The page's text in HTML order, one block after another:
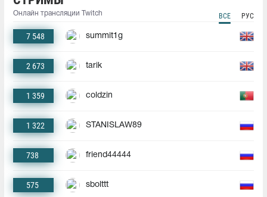
Онлайн трансляции Twitch ВСЕ РУС
7 548 summit1g
2 673 tarik
1 359 coldzin
1 322 STANISLAW89
738 friend44444
575 sbolttt